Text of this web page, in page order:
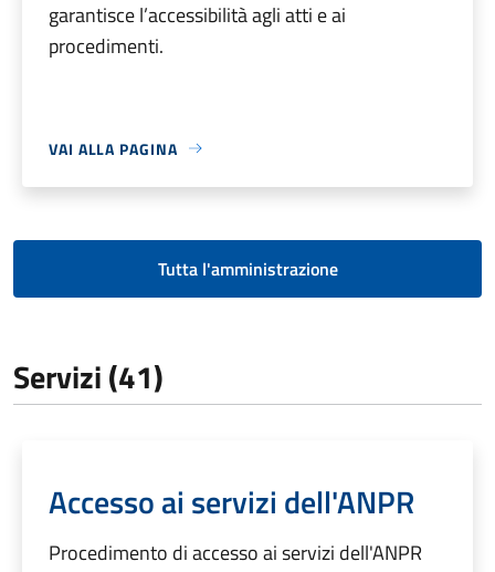
garantisce l’accessibilità agli atti e ai
procedimenti.
VAI ALLA PAGINA
Tutta l'amministrazione
Servizi (41)
Accesso ai servizi dell'ANPR
Procedimento di accesso ai servizi dell'ANPR